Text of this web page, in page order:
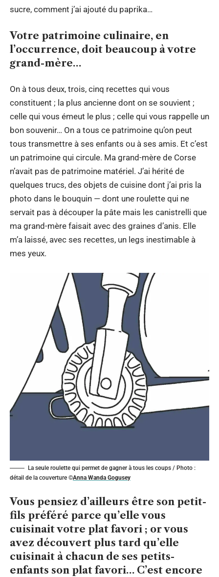
sucre, comment j’ai ajouté du paprika…
Votre patrimoine culinaire, en
l’occurrence, doit beaucoup à votre
grand-mère…
On à tous deux, trois, cinq recettes qui vous
constituent ; la plus ancienne dont on se souvient ;
celle qui vous émeut le plus ; celle qui vous rappelle un
bon souvenir… On a tous ce patrimoine qu’on peut
tous transmettre à ses enfants ou à ses amis. Et c’est
un patrimoine qui circule. Ma grand-mère de Corse
n’avait pas de patrimoine matériel. J’ai hérité de
quelques trucs, des objets de cuisine dont j’ai pris la
photo dans le bouquin — dont une roulette qui ne
servait pas à découper la pâte mais les canistrelli que
ma grand-mère faisait avec des graines d’anis. Elle
m’a laissé, avec ses recettes, un legs inestimable à
mes yeux.
La seule roulette qui permet de gagner à tous les coups / Photo :
détail de la couverture ©Anna Wanda Gogusey
Vous pensiez d’ailleurs être son petit-
fils préféré parce qu’elle vous
cuisinait votre plat favori ; or vous
avez découvert plus tard qu’elle
cuisinait à chacun de ses petits-
enfants son plat favori… C’est encore